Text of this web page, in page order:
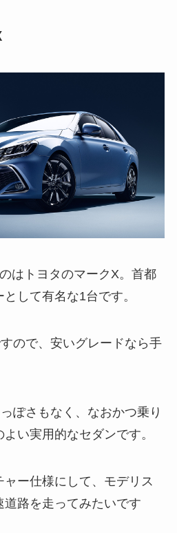
はトヨタのマークX。首都
して有名な1台です。
ので、安いグレードなら手
ぽさもなく、なおかつ乗り
い実用的なセダンです。
ー仕様にして、モデリス
道路を走ってみたいです